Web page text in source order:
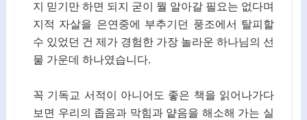
지 믿기만 하면 되지 굳이 뭘 알아갈 필요는 없다며
지적 자살을 은연중에 부추기던 풍조에서 탈피할
수 있었던 건 제가 경험한 가장 놀라운 하나님의 선
물 가운데 하나였습니다.
꼭 기독교 서적이 아니어도 좋은 책을 읽어나가다
보면 우리의 좁음과 막힘과 얕음을 해소해 가는 실